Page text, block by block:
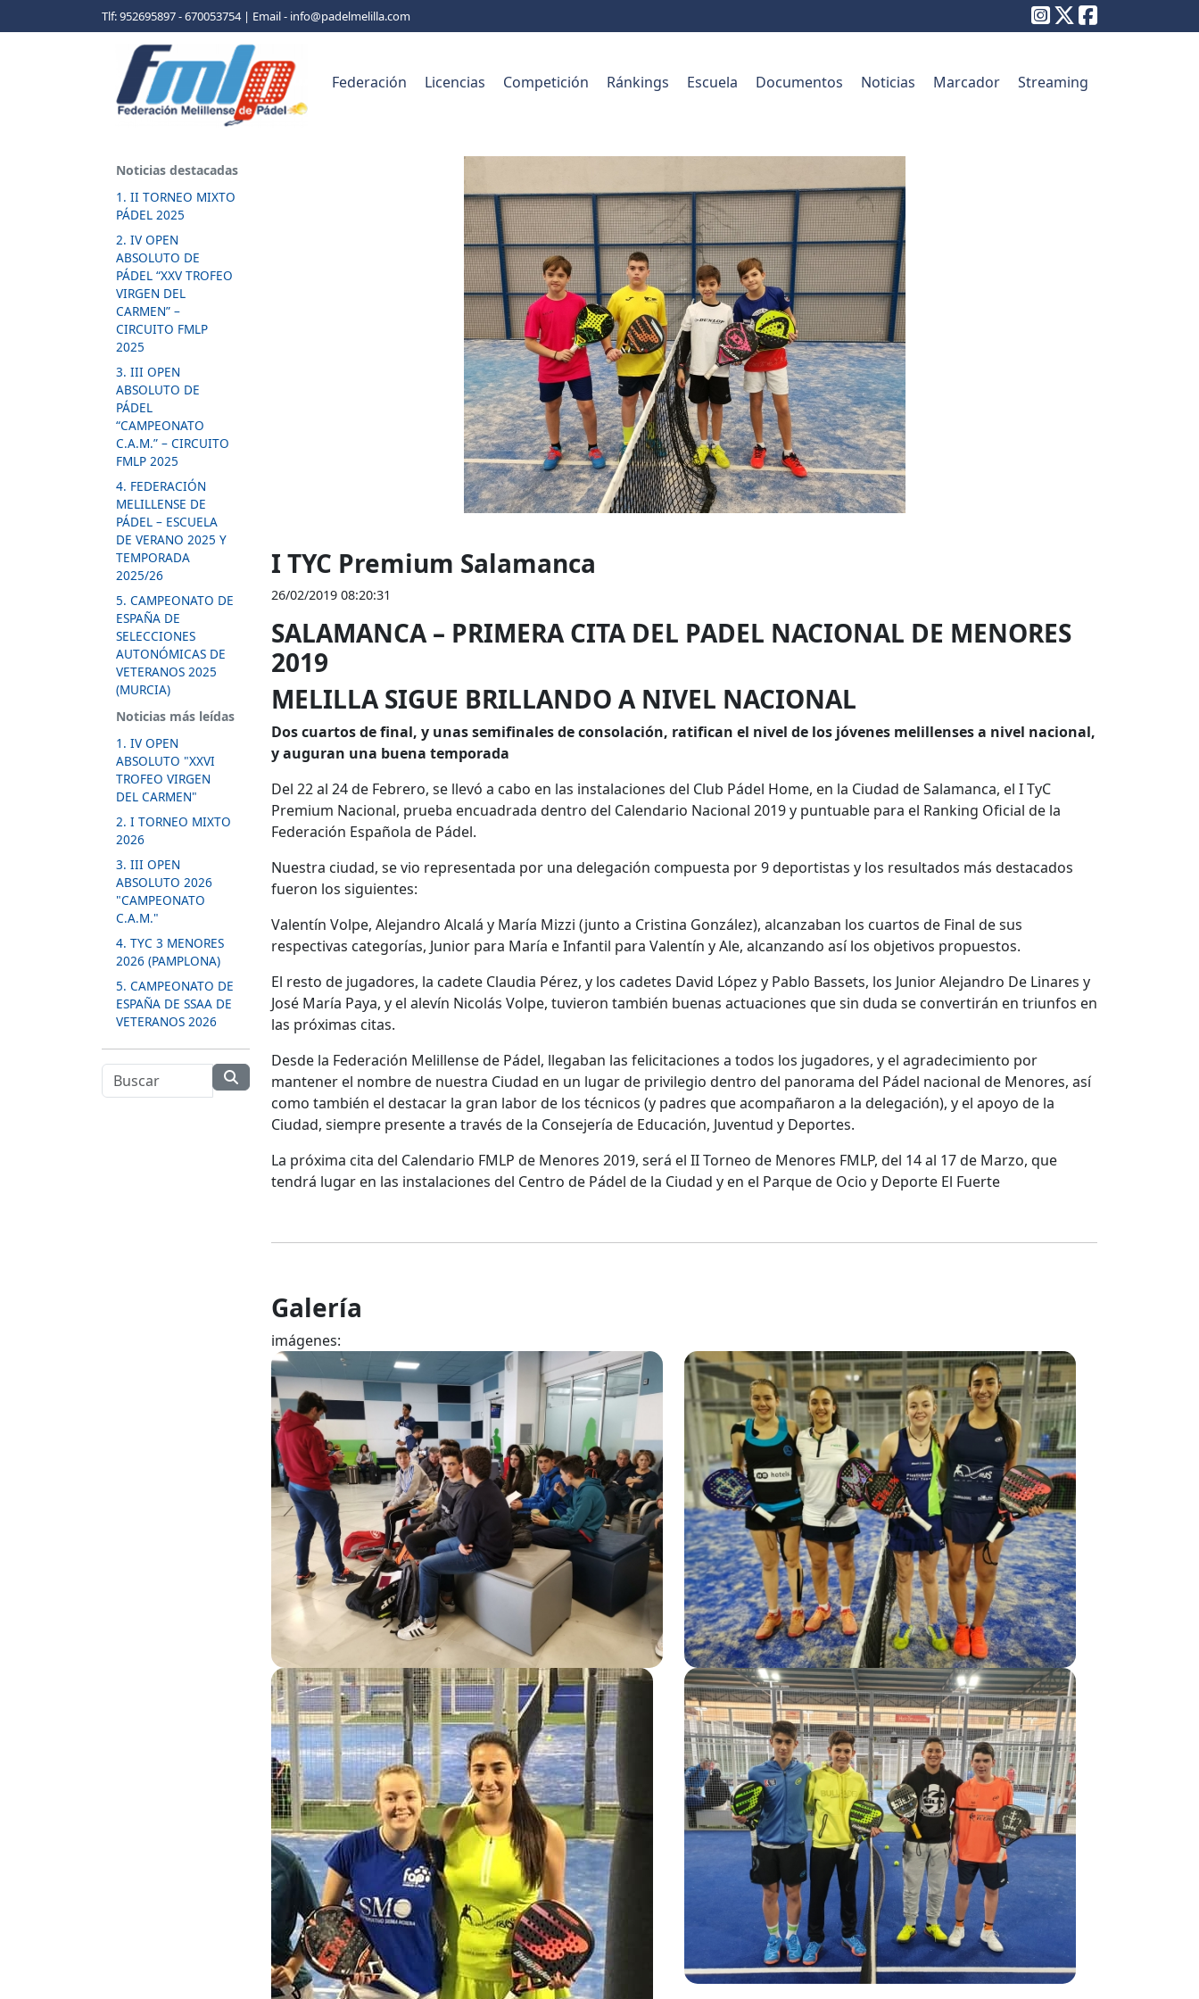
Tlf: 952695897 - 670053754 | Email - info@padelmelilla.com
Federación Licencias Competición Ránkings Escuela Documentos Noticias Marcador Streaming
Noticias destacadas
1. II TORNEO MIXTO
PÁDEL 2025
2. IV OPEN
ABSOLUTO DE
PÁDEL “XXV TROFEO
VIRGEN DEL
CARMEN” –
CIRCUITO FMLP
2025
3. III OPEN
ABSOLUTO DE
PÁDEL
“CAMPEONATO
C.A.M.” – CIRCUITO
FMLP 2025
4. FEDERACIÓN
MELILLENSE DE
PÁDEL – ESCUELA
DE VERANO 2025 Y
TEMPORADA
2025/26
5. CAMPEONATO DE
ESPAÑA DE
SELECCIONES
AUTONÓMICAS DE
VETERANOS 2025
(MURCIA)
Noticias más leídas
1. IV OPEN
ABSOLUTO "XXVI
TROFEO VIRGEN
DEL CARMEN"
2. I TORNEO MIXTO
2026
3. III OPEN
ABSOLUTO 2026
"CAMPEONATO
C.A.M."
4. TYC 3 MENORES
2026 (PAMPLONA)
5. CAMPEONATO DE
ESPAÑA DE SSAA DE
VETERANOS 2026
I TYC Premium Salamanca
26/02/2019 08:20:31
SALAMANCA – PRIMERA CITA DEL PADEL NACIONAL DE MENORES
2019
MELILLA SIGUE BRILLANDO A NIVEL NACIONAL
Dos cuartos de final, y unas semifinales de consolación, ratifican el nivel de los jóvenes melillenses a nivel nacional,
y auguran una buena temporada
Del 22 al 24 de Febrero, se llevó a cabo en las instalaciones del Club Pádel Home, en la Ciudad de Salamanca, el I TyC
Premium Nacional, prueba encuadrada dentro del Calendario Nacional 2019 y puntuable para el Ranking Oficial de la
Federación Española de Pádel.
Nuestra ciudad, se vio representada por una delegación compuesta por 9 deportistas y los resultados más destacados
fueron los siguientes:
Valentín Volpe, Alejandro Alcalá y María Mizzi (junto a Cristina González), alcanzaban los cuartos de Final de sus
respectivas categorías, Junior para María e Infantil para Valentín y Ale, alcanzando así los objetivos propuestos.
El resto de jugadores, la cadete Claudia Pérez, y los cadetes David López y Pablo Bassets, los Junior Alejandro De Linares y
José María Paya, y el alevín Nicolás Volpe, tuvieron también buenas actuaciones que sin duda se convertirán en triunfos en
las próximas citas.
Desde la Federación Melillense de Pádel, llegaban las felicitaciones a todos los jugadores, y el agradecimiento por
mantener el nombre de nuestra Ciudad en un lugar de privilegio dentro del panorama del Pádel nacional de Menores, así
como también el destacar la gran labor de los técnicos (y padres que acompañaron a la delegación), y el apoyo de la
Ciudad, siempre presente a través de la Consejería de Educación, Juventud y Deportes.
La próxima cita del Calendario FMLP de Menores 2019, será el II Torneo de Menores FMLP, del 14 al 17 de Marzo, que
tendrá lugar en las instalaciones del Centro de Pádel de la Ciudad y en el Parque de Ocio y Deporte El Fuerte
Galería
imágenes: